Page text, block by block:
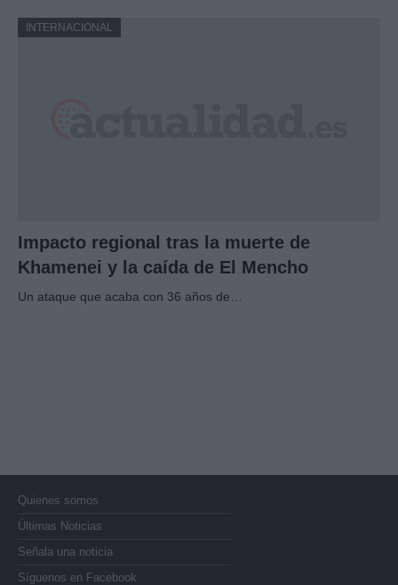
INTERNACIONAL
Impacto regional tras la muerte de
Khamenei y la caída de El Mencho
Un ataque que acaba con 36 años de…
Quienes somos
Últimas Noticias
Señala una noticia
Síguenos en Facebook